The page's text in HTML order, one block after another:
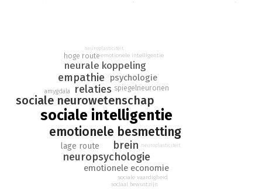
sociale intelligentie
emotionele besmetting
sociale neurowetenschap
relaties
brein
neuropsychologie
empathie
neurale koppeling
emotionele economie
lage route
psychologie
spiegelneuronen
amygdala
hoge routeemotionele intelligentie
sociale vaardigheid
sociaal bewustzijn
neuroplasticiteit
neuroplasticiteit